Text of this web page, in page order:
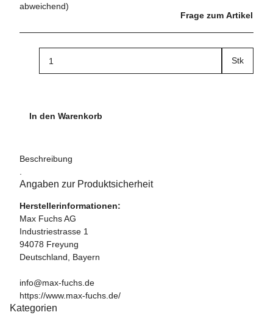
abweichend)
Frage zum Artikel
Stk
In den Warenkorb
Beschreibung
Angaben zur Produktsicherheit
Herstellerinformationen:
Max Fuchs AG
Industriestrasse 1
94078 Freyung
Deutschland, Bayern
info@max-fuchs.de
https://www.max-fuchs.de/
Kategorien